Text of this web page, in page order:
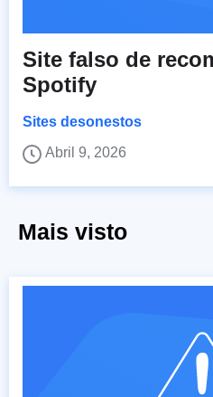
Site falso de
Spotify
Sites desonestos
Abril 9, 2026
Mais visto